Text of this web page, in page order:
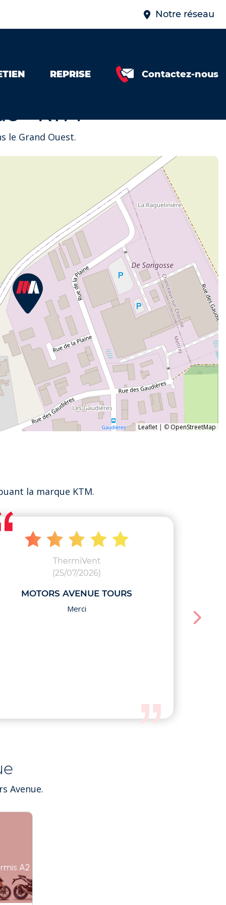
Notre réseau
REPRISE Contactez-nous
- KTM
le Grand Ouest.
Leaflet | © OpenStreetMap
la marque KTM.
ThermiVent
(25/07/2026)
MOTORS AVENUE TOURS
Merci
Avenue.